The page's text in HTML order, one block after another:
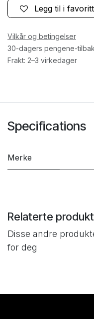
Legg til i
Vilkår og betingelser
30-dagers pengene-
Frakt: 2–3 virkedager
Specifications
Merke
Relaterte
Disse andre
for deg